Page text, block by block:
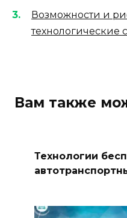
Возможности и
технологические
Вам также
Технологии